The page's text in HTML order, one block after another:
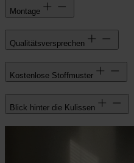
Montage
Qualitätsversprechen
Kostenlose Stoffmuster
Blick hinter die Kulissen